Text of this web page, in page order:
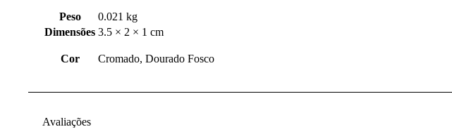
Peso
0.021 kg
Dimensões 3.5 × 2 × 1 cm
Cor Cromado, Dourado Fosco
Avaliações